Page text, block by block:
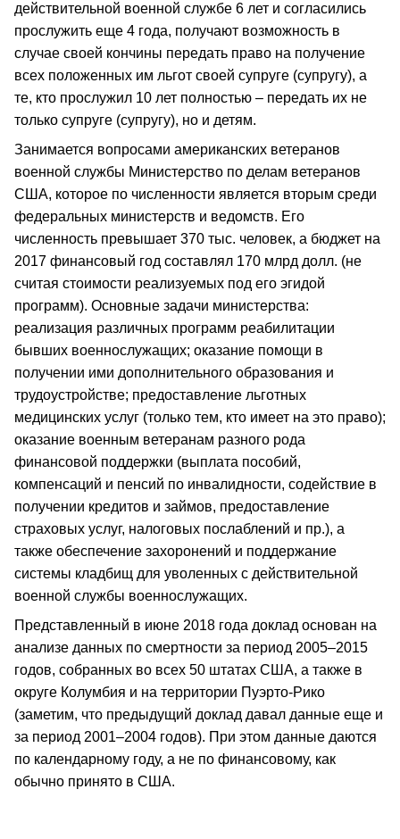
действительной военной службе 6 лет и согласились
прослужить еще 4 года, получают возможность в
случае своей кончины передать право на получение
всех положенных им льгот своей супруге (супругу), а
те, кто прослужил 10 лет полностью – передать их не
только супруге (супругу), но и детям.
Занимается вопросами американских ветеранов
военной службы Министерство по делам ветеранов
США, которое по численности является вторым среди
федеральных министерств и ведомств. Его
численность превышает 370 тыс. человек, а бюджет на
2017 финансовый год составлял 170 млрд долл. (не
считая стоимости реализуемых под его эгидой
программ). Основные задачи министерства:
реализация различных программ реабилитации
бывших военнослужащих; оказание помощи в
получении ими дополнительного образования и
трудоустройстве; предоставление льготных
медицинских услуг (только тем, кто имеет на это право);
оказание военным ветеранам разного рода
финансовой поддержки (выплата пособий,
компенсаций и пенсий по инвалидности, содействие в
получении кредитов и займов, предоставление
страховых услуг, налоговых послаблений и пр.), а
также обеспечение захоронений и поддержание
системы кладбищ для уволенных с действительной
военной службы военнослужащих.
Представленный в июне 2018 года доклад основан на
анализе данных по смертности за период 2005–2015
годов, собранных во всех 50 штатах США, а также в
округе Колумбия и на территории Пуэрто-Рико
(заметим, что предыдущий доклад давал данные еще и
за период 2001–2004 годов). При этом данные даются
по календарному году, а не по финансовому, как
обычно принято в США.